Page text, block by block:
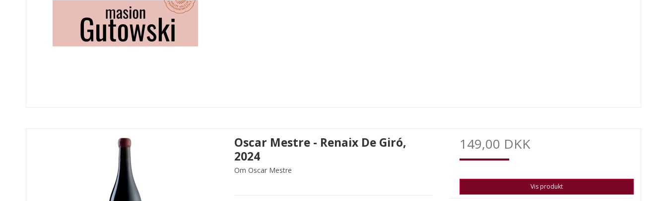
Oscar Mestre - Renaix De Giró,
2024
Om Oscar Mestre
149,00 DKK
Vis produkt